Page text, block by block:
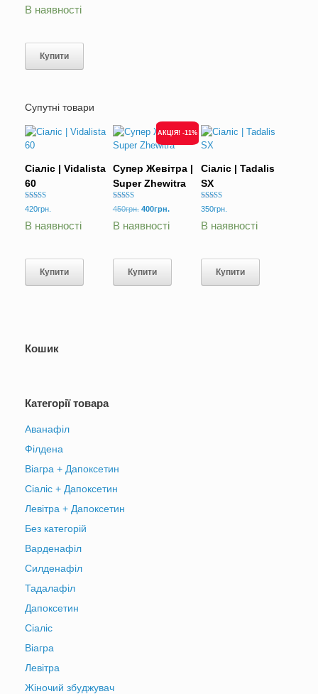
з 5
В наявності
Купити
Супутні товари
Сіаліс | Vidalista
60
Оцінено в
5.00
з 5
420грн.
В наявності
Купити
АКЦІЯ! -11%
Супер Жевітра |
Super Zhewitra
Оцінено в
5.00
з 5
450грн. Оригінальна
450грн..
400грн.
400грн..
В наявності
Купити
Сіаліс | Tadalis
SX
Оцінено в
5.00
з 5
350грн.
В наявності
Купити
Кошик
Категорії товара
Аванафіл
Філдена
Віагра + Дапоксетин
Сіаліс + Дапоксетин
Левітра + Дапоксетин
Без категорій
Варденафіл
Силденафіл
Тадалафіл
Дапоксетин
Сіаліс
Віагра
Левітра
Жіночий збуджувач